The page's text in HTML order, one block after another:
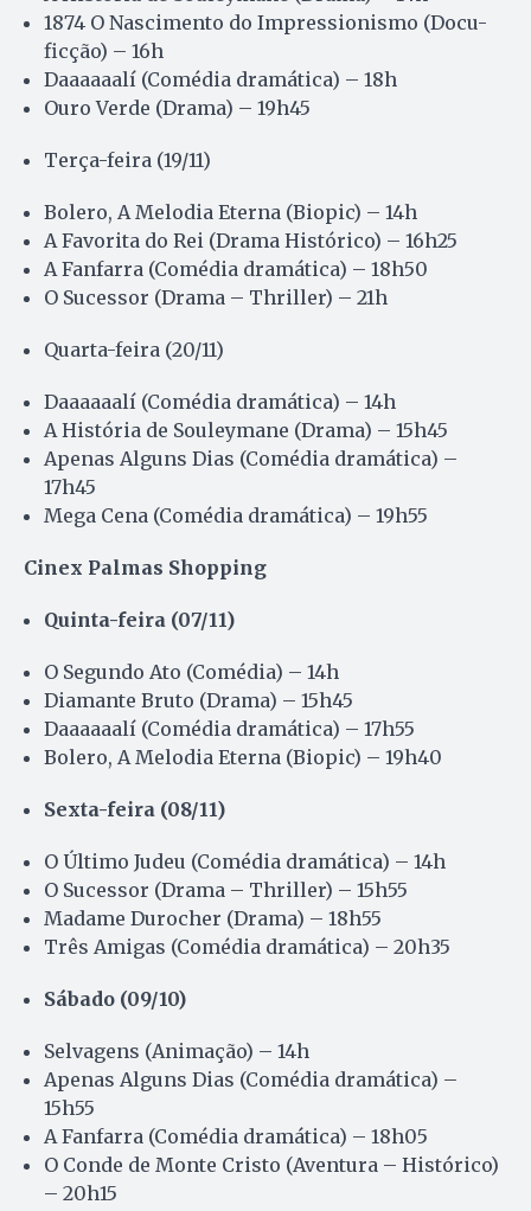
1874 O Nascimento do Impressionismo (Docu-
ficção) – 16h
Daaaaaalí (Comédia dramática) – 18h
Ouro Verde (Drama) – 19h45
Terça-feira (19/11)
Bolero, A Melodia Eterna (Biopic) – 14h
A Favorita do Rei (Drama Histórico) – 16h25
A Fanfarra (Comédia dramática) – 18h50
O Sucessor (Drama – Thriller) – 21h
Quarta-feira (20/11)
Daaaaaalí (Comédia dramática) – 14h
A História de Souleymane (Drama) – 15h45
Apenas Alguns Dias (Comédia dramática) –
17h45
Mega Cena (Comédia dramática) – 19h55
Cinex Palmas Shopping
Quinta-feira (07/11)
O Segundo Ato (Comédia) – 14h
Diamante Bruto (Drama) – 15h45
Daaaaaalí (Comédia dramática) – 17h55
Bolero, A Melodia Eterna (Biopic) – 19h40
Sexta-feira (08/11)
O Último Judeu (Comédia dramática) – 14h
O Sucessor (Drama – Thriller) – 15h55
Madame Durocher (Drama) – 18h55
Três Amigas (Comédia dramática) – 20h35
Sábado (09/10)
Selvagens (Animação) – 14h
Apenas Alguns Dias (Comédia dramática) –
15h55
A Fanfarra (Comédia dramática) – 18h05
O Conde de Monte Cristo (Aventura – Histórico)
– 20h15